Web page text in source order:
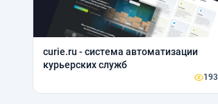
curie.ru - система автоматизации
курьерских служб
193